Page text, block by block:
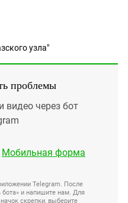
узла"
проблемы
видео через бот
Мобильная форма
Telegram. После
бота» и напишите нам. Для
скрепки, выберите